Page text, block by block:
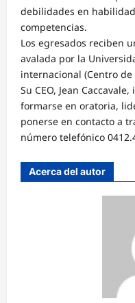
debilidades en
competencias.
Los egresados reciben
avalada por la
internacional (Centro de
Su CEO, Jean
formarse en oratoria,
ponerse en contacto a
número telefónico
Acerca del autor